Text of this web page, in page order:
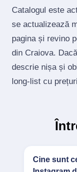
Catalogul este
se actualizează
pagina și revino
din Craiova.
descrie nișa și
long‑list cu
Cine sunt